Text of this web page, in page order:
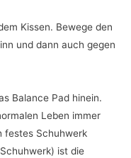
Kissen. Bewege den
und dann auch gegen
Balance Pad hinein.
Leben immer
festes Schuhwerk
ist die